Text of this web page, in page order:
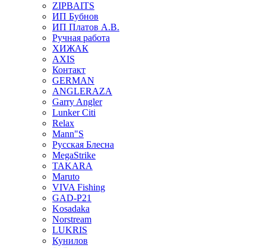
ZIPBAITS
ИП Бубнов
ИП Платов А.В.
Ручная работа
ХИЖАК
AXIS
Контакт
GERMAN
ANGLERAZA
Garry Angler
Lunker Citi
Relax
Mann"S
Русская Блесна
MegaStrike
TAKARA
Maruto
VIVA Fishing
GAD-P21
Kosadaka
Norstream
LUKRIS
Кунилов